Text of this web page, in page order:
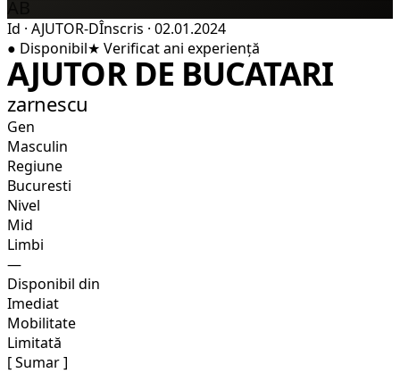
Id · AJUTOR-DÎnscris · 02.01.2024
● Disponibil★ Verificatani experiență
AJUTOR DE BUCATARI
zarnescu
Gen
Masculin
Regiune
Bucuresti
Nivel
Mid
Limbi
—
Disponibil din
Imediat
Mobilitate
Limitată
[ Sumar ]